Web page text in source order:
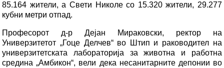
85.164 жители, а Свети Николе со 15.320 жители, 29.277
кубни метри отпад.
Професорот д-р Дејан Мираковски, ректор на
Универзитетот „Гоце Делчев“ во Штип и раководител на
универзитетската лабораторија за животна и работна
средина „Амбикон“, вели дека несанитарните депонии во